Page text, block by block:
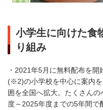
小学生に向けた食
り組み
・2021年5月に無料配布を
(※2)の小学校を中心に案内
囲を全国へ拡大。たくさん
度～2025年度までの5年間で